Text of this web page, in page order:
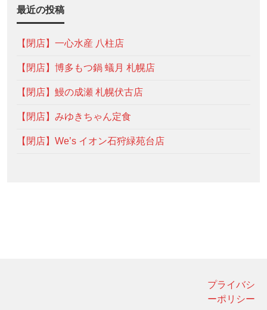
最近の投稿
【閉店】一心水産 八柱店
【閉店】博多もつ鍋 蟻月 札幌店
【閉店】鰻の成瀬 札幌伏古店
【閉店】みゆきちゃん定食
【閉店】We’s イオン石狩緑苑台店
プライバシ
ーポリシー